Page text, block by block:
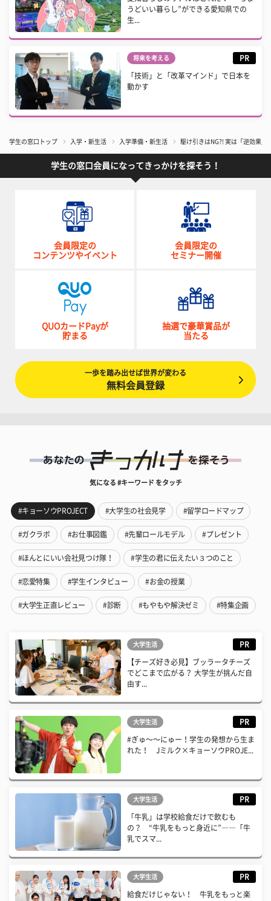
うどいい暮らし”ができる愛知県での
生...
将来を考える PR
「技術」と「改革マインド」で日本を
動かす
学生の窓口トップ 入学・新生活 入学準備・新生活 駆け引きはNG?! 実は「逆効果
学生の窓口会員になってきっかけを探そう！
会員限定の
コンテンツやイベント
会員限定の
セミナー開催
QUOカードPayが
貯まる
抽選で豪華賞品が
当たる
一歩を踏み出せば世界が変わる
無料会員登録
気になる #キーワード をタッチ
#キョーソウPROJECT #大学生の社会見学 #留学ロードマップ
#ガクラボ #お仕事図鑑 #先輩ロールモデル #プレゼント
#ほんとにいい会社見つけ隊！ #学生の君に伝えたい３つのこと
#恋愛特集 #学生インタビュー #お金の授業
#大学生正直レビュー #診断 #もやもや解決ゼミ #特集企画
大学生活 PR
【チーズ好き必見】ブッラータチーズ
でどこまで広がる？ 大学生が挑んだ自
由す...
大学生活 PR
#ぎゅ〜〜にゅー！学生の発想から生ま
れた！ Jミルク×キョーソウPROJE...
大学生活 PR
「牛乳」は学校給食だけで飲むも
の？ “牛乳をもっと身近に”――「牛
乳でスマ...
大学生活 PR
給食だけじゃない！ 牛乳をもっと楽